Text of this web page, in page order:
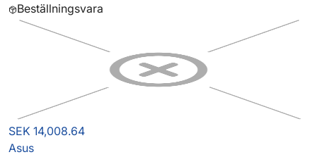
Beställningsvara
SEK 14,008.64
Asus